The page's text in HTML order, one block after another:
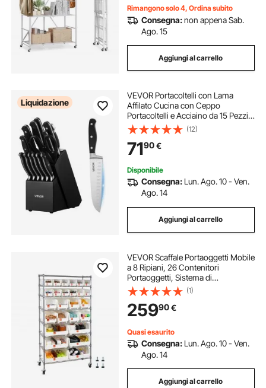
Rimangono solo 4, Ordina subito
Consegna:non appena Sab.
Ago. 15
Aggiungi al carrello
Liquidazione
VEVOR Portacoltelli con Lama
Affilato Cucina con Ceppo
Portacoltelli e Acciaino da 15 Pezzi
in Acciaio Inossidabile ad Alto
Tenore di Carbonio, Coltello da
Cucina con Manico Resistente alla
Rottura
(12)
7190€
Disponibile
Consegna: Lun. Ago. 10 - Ven.
Ago. 14
Aggiungi al carrello
VEVOR Scaffale Portaoggetti Mobile
a 8 Ripiani, 26 Contenitori
Portaoggetti, Sistema di
Scaffalature in Filo d'Acciaio con
Ruote, per Garage, Magazzino,
Ufficio, Ristorante, Aula, Cucina
(1)
25990€
Quasi esaurito
Consegna: Lun. Ago. 10 - Ven.
Ago. 14
Aggiungi al carrello